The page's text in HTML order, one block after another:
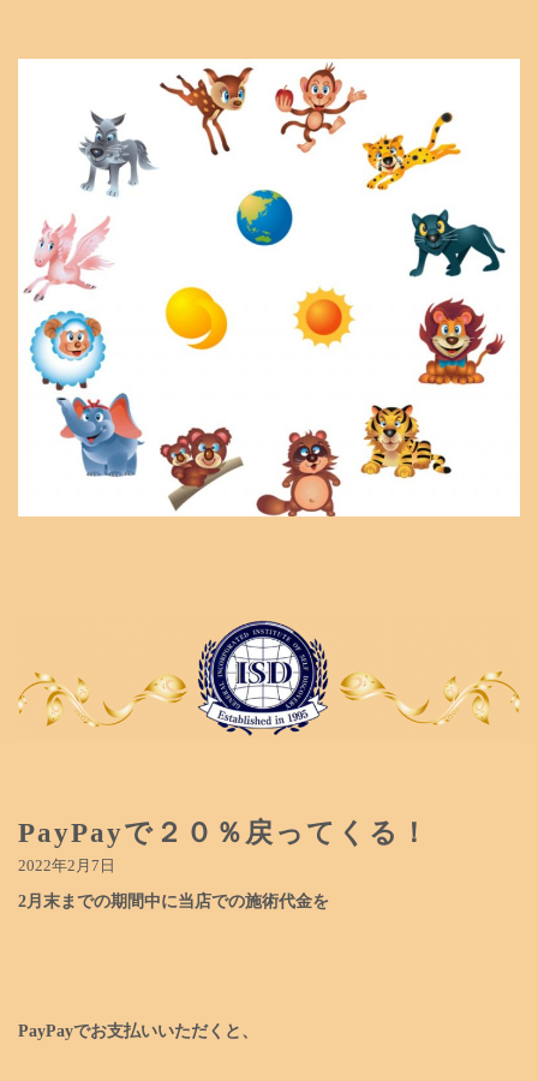
PayPayで２０％戻ってくる！
2022年2月7日
2月末までの期間中に当店での施術代金を
PayPayでお支払いいただくと、